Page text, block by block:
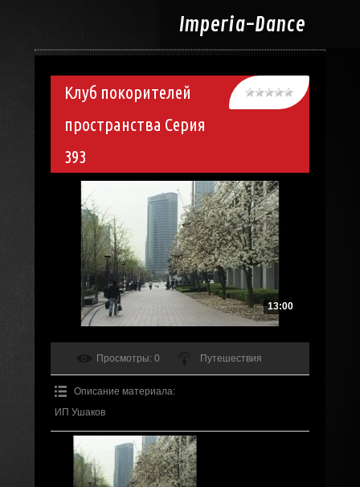
Imperia-Dance
Клуб покорителей
пространства Серия
393
13:00
Просмотры: 0 Путешествия
Описание материала:
ИП Ушаков